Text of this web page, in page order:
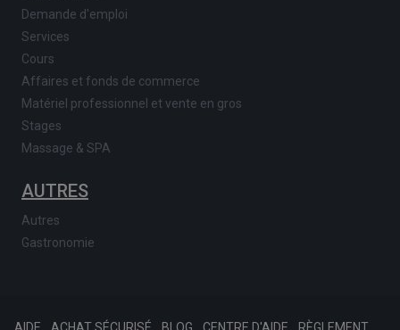
Demande d'emploi
Services
Cours
Affaires et fonds de commerce
Matériel professionnel et vente en gros
Stages
Massage & SPA
AUTRES
Autres
Gastronomie